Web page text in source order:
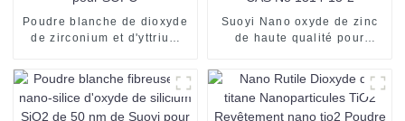
Poudre blanche de dioxyde
de zirconium et d'yttrium
Suoyi Nano oxyde de zinc
de haute qualité pour
qualité industrielle CAS No
1314-13-2